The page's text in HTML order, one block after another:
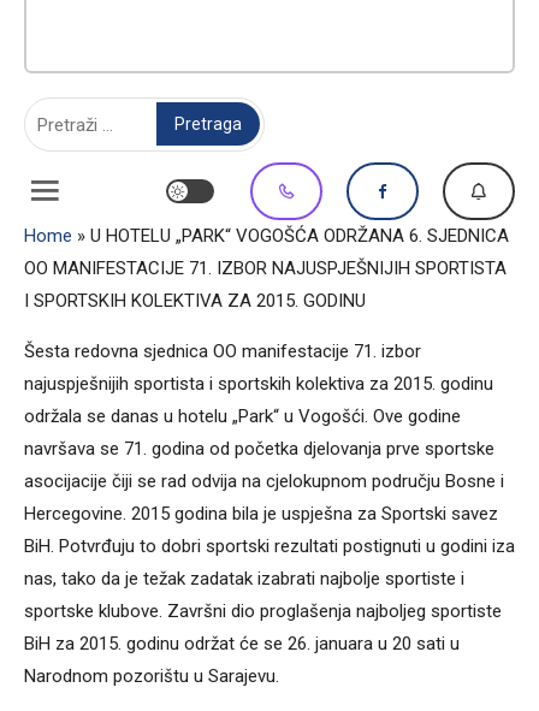
Home » U HOTELU „PARK“ VOGOŠĆA ODRŽANA 6. SJEDNICA
OO MANIFESTACIJE 71. IZBOR NAJUSPJEŠNIJIH SPORTISTA
I SPORTSKIH KOLEKTIVA ZA 2015. GODINU
Šesta redovna sjednica OO manifestacije 71. izbor
najuspješnijih sportista i sportskih kolektiva za 2015. godinu
održala se danas u hotelu „Park“ u Vogošći. Ove godine
navršava se 71. godina od početka djelovanja prve sportske
asocijacije čiji se rad odvija na cjelokupnom području Bosne i
Hercegovine. 2015 godina bila je uspješna za Sportski savez
BiH. Potvrđuju to dobri sportski rezultati postignuti u godini iza
nas, tako da je težak zadatak izabrati najbolje sportiste i
sportske klubove. Završni dio proglašenja najboljeg sportiste
BiH za 2015. godinu održat će se 26. januara u 20 sati u
Narodnom pozorištu u Sarajevu.